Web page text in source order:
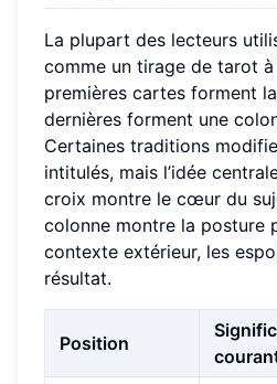
La plupart des lecteurs
comme un tirage de tarot
premières cartes forment
dernières forment une
Certaines traditions
intitulés, mais l’idée
croix montre le cœur du
colonne montre la posture
contexte extérieur, les
résultat.
Position